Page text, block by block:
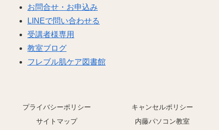
お問合せ・お申込み
LINEで問い合わせる
受講者様専用
教室ブログ
フレブル肌ケア図書館
プライバシーポリシー
キャンセルポリシー
サイトマップ
内藤パソコン教室